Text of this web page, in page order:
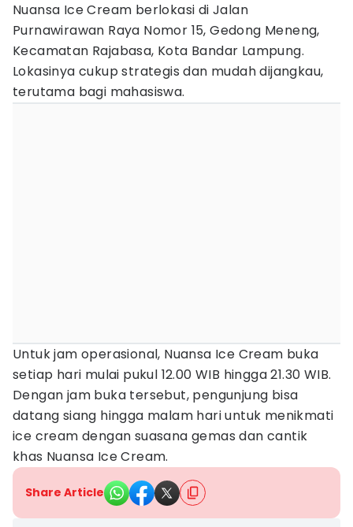
Nuansa Ice Cream berlokasi di Jalan
Purnawirawan Raya Nomor 15, Gedong Meneng,
Kecamatan Rajabasa, Kota Bandar Lampung.
Lokasinya cukup strategis dan mudah dijangkau,
terutama bagi mahasiswa.
Untuk jam operasional, Nuansa Ice Cream buka
setiap hari mulai pukul 12.00 WIB hingga 21.30 WIB.
Dengan jam buka tersebut, pengunjung bisa
datang siang hingga malam hari untuk menikmati
ice cream dengan suasana gemas dan cantik
khas Nuansa Ice Cream.
Share Article